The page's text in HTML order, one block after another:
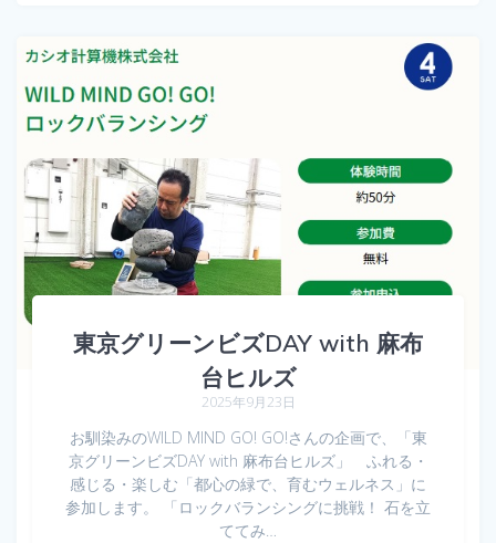
東京グリーンビズDAY with 麻布
台ヒルズ
2025年9月23日
お馴染みのWILD MIND GO! GO!さんの企画で、「東
京グリーンビズDAY with 麻布台ヒルズ」 ふれる・
感じる・楽しむ「都心の緑で、育むウェルネス」に
参加します。 「ロックバランシングに挑戦！ 石を立
ててみ…